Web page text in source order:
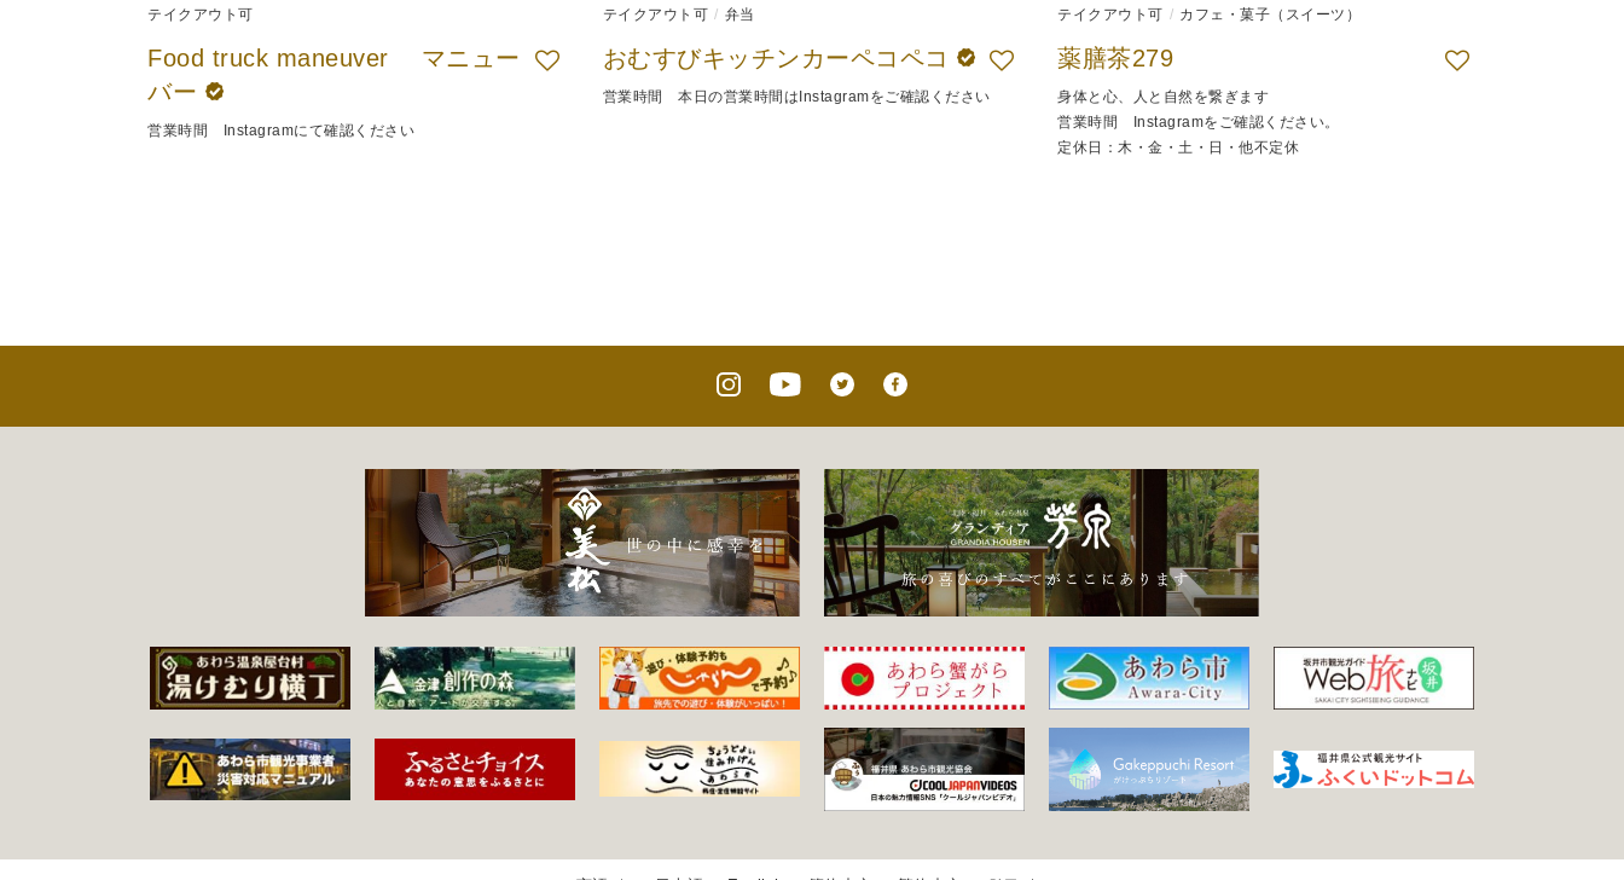
テイクアウト可
Food truck maneuver マニュー
バー
営業時間 Instagramにて確認ください
テイクアウト可 弁当
おむすびキッチンカーペコペコ
営業時間 本日の営業時間はInstagramをご確認ください
テイクアウト可 カフェ・菓子（スイーツ）
薬膳茶279
身体と心、人と自然を繋ぎます
営業時間 Instagramをご確認ください。
定休日：木・金・土・日・他不定休